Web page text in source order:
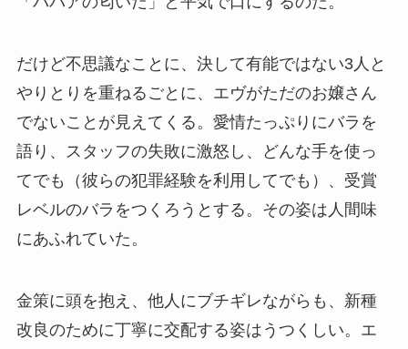
だけど不思議なことに、決して有能ではない3人と
やりとりを重ねるごとに、エヴがただのお嬢さん
でないことが見えてくる。愛情たっぷりにバラを
語り、スタッフの失敗に激怒し、どんな手を使っ
てでも（彼らの犯罪経験を利用してでも）、受賞
レベルのバラをつくろうとする。その姿は人間味
にあふれていた。
金策に頭を抱え、他人にブチギレながらも、新種
改良のために丁寧に交配する姿はうつくしい。エ